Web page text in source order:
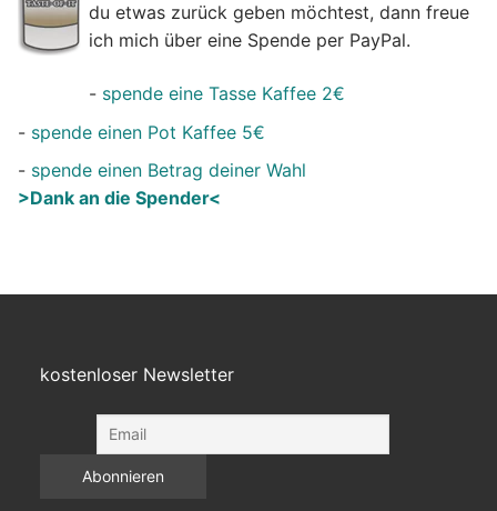
du etwas zurück geben möchtest, dann freue
ich mich über eine Spende per PayPal.
- spende eine Tasse Kaffee 2€
- spende einen Pot Kaffee 5€
- spende einen Betrag deiner Wahl
>Dank an die Spender<
kostenloser Newsletter